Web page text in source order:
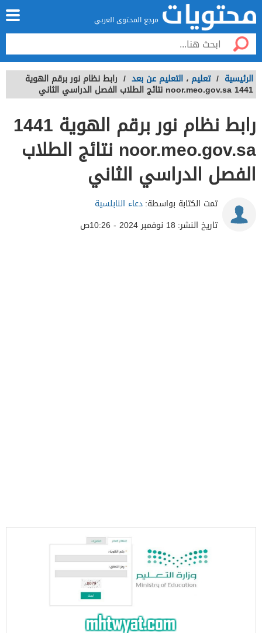
مرجع المحتوى العربي
الرئيسية / تعليم ، التعليم عن بعد / رابط نظام نور برقم الهوية
1441 noor.meo.gov.sa نتائج الطلاب الفصل الدراسي الثاني
رابط نظام نور برقم الهوية 1441
noor.meo.gov.sa نتائج الطلاب
الفصل الدراسي الثاني
تمت الكتابة بواسطة:دعاء النابلسية
تاريخ النشر: 18 نوفمبر 2024 - 10:26ص